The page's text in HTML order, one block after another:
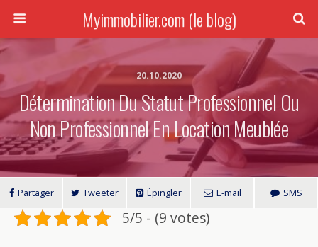
Myimmobilier.com (le blog)
20.10.2020
Détermination Du Statut Professionnel Ou
Non Professionnel En Location Meublée
Partager Tweeter Épingler E-mail SMS
5/5 - (9 votes)